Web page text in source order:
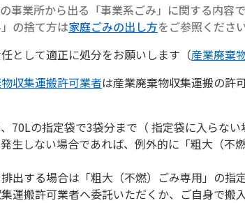
事業所から出る「事業系ごみ」に関する内容で
の捨て方は家庭ごみの出し方をご参照ください
として適正に処分をお願いします（産業廃棄
収集運搬許可業者は産業廃棄物収集運搬の許
70Lの指定袋で3袋分まで（ 指定袋に入らな
生しない場合であれば、例外的に「粗大（不
排出する場合は「粗大（不燃）ごみ専用」の
運搬許可業者へ委託いただくか、ご自身で搬